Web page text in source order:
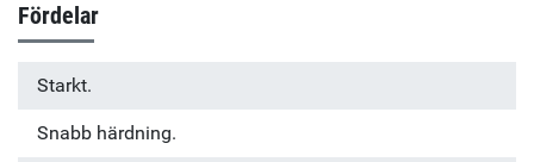
Fördelar
Starkt.
Snabb härdning.